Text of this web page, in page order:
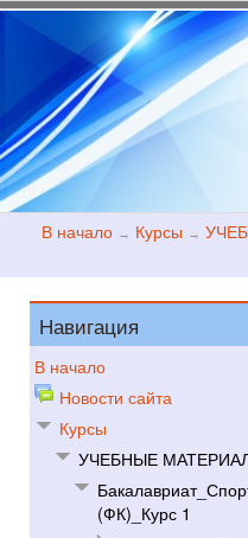
В начало → Курсы →
Навигация
В начало
Новости сайта
Курсы
УЧЕБНЫЕ
(ФК)_Курс 1